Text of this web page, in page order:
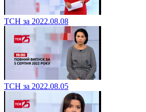
ТСН за 2022.08.08
ТСН за 2022.08.05